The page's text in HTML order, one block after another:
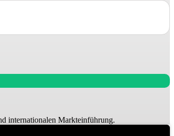
internationalen Markteinführung.